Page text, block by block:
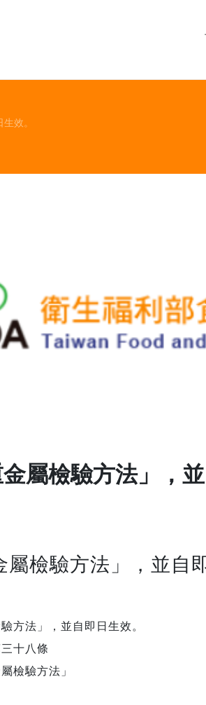
效。
屬檢驗方法」，並
檢驗方法」，並自
方法」，並自即日生效。
十八條
檢驗方法」